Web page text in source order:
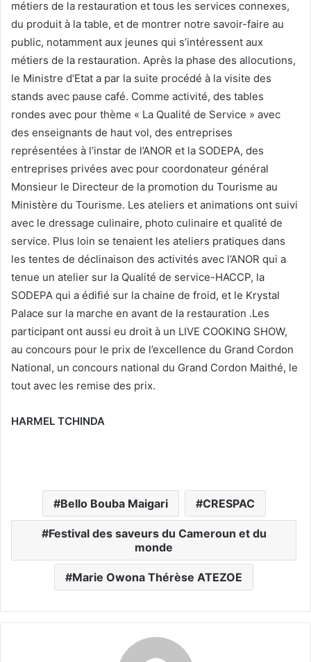
métiers de la restauration et tous les services connexes,
du produit à la table, et de montrer notre savoir-faire au
public, notamment aux jeunes qui s’intéressent aux
métiers de la restauration. Après la phase des allocutions,
le Ministre d’Etat a par la suite procédé à la visite des
stands avec pause café. Comme activité, des tables
rondes avec pour thème « La Qualité de Service » avec
des enseignants de haut vol, des entreprises
représentées à l’instar de l’ANOR et la SODEPA, des
entreprises privées avec pour coordonateur général
Monsieur le Directeur de la promotion du Tourisme au
Ministère du Tourisme. Les ateliers et animations ont suivi
avec le dressage culinaire, photo culinaire et qualité de
service. Plus loin se tenaient les ateliers pratiques dans
les tentes de déclinaison des activités avec l’ANOR qui a
tenue un atelier sur la Qualité de service-HACCP, la
SODEPA qui a édifié sur la chaine de froid, et le Krystal
Palace sur la marche en avant de la restauration .Les
participant ont aussi eu droit à un LIVE COOKING SHOW,
au concours pour le prix de l’excellence du Grand Cordon
National, un concours national du Grand Cordon Maithé, le
tout avec les remise des prix.
HARMEL TCHINDA
Bello Bouba Maigari CRESPAC
Festival des saveurs du Cameroun et du
monde
Marie Owona Thérèse ATEZOE